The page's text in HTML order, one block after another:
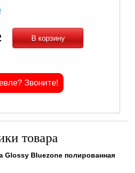
В корзину
Звоните!
товара
Glossy Bluezone полированная